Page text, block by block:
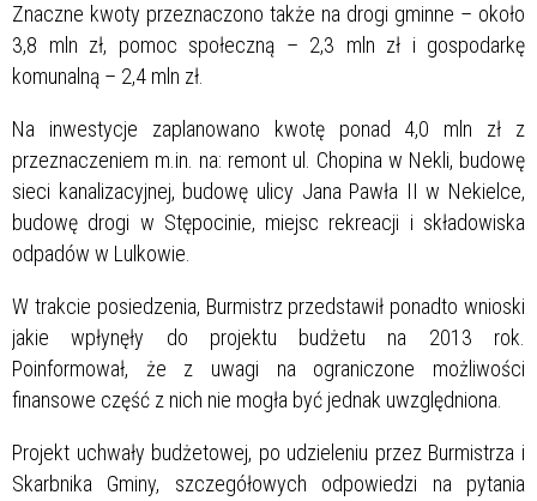
Znaczne kwoty przeznaczono także na drogi gminne – około
3,8 mln zł, pomoc społeczną – 2,3 mln zł i gospodarkę
komunalną – 2,4 mln zł.
Na inwestycje zaplanowano kwotę ponad 4,0 mln zł z
przeznaczeniem m.in. na: remont ul. Chopina w Nekli, budowę
sieci kanalizacyjnej, budowę ulicy Jana Pawła II w Nekielce,
budowę drogi w Stępocinie, miejsc rekreacji i składowiska
odpadów w Lulkowie.
W trakcie posiedzenia, Burmistrz przedstawił ponadto wnioski
jakie wpłynęły do projektu budżetu na 2013 rok.
Poinformował, że z uwagi na ograniczone możliwości
finansowe część z nich nie mogła być jednak uwzględniona.
Projekt uchwały budżetowej, po udzieleniu przez Burmistrza i
Skarbnika Gminy, szczegółowych odpowiedzi na pytania